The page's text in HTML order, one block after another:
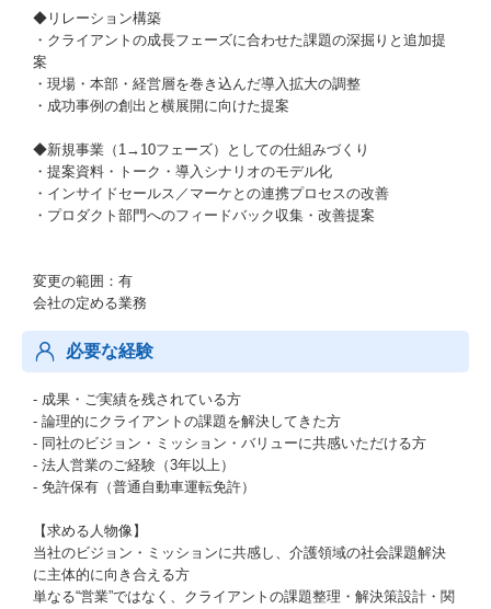
◆リレーション構築
・クライアントの成長フェーズに合わせた課題の深掘りと追加提
案
・現場・本部・経営層を巻き込んだ導入拡大の調整
・成功事例の創出と横展開に向けた提案
◆新規事業（1→10フェーズ）としての仕組みづくり
・提案資料・トーク・導入シナリオのモデル化
・インサイドセールス／マーケとの連携プロセスの改善
・プロダクト部門へのフィードバック収集・改善提案
変更の範囲：有
会社の定める業務
必要な経験
- 成果・ご実績を残されている方
- 論理的にクライアントの課題を解決してきた方
- 同社のビジョン・ミッション・バリューに共感いただける方
- 法人営業のご経験（3年以上）
- 免許保有（普通自動車運転免許）
【求める人物像】
当社のビジョン・ミッションに共感し、介護領域の社会課題解決
に主体的に向き合える方
単なる“営業”ではなく、クライアントの課題整理・解決策設計・関